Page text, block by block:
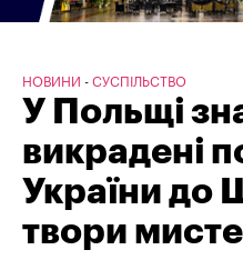
НОВИНИ СУСПІЛЬСТВО
У Польщі
викрадені
України до
твори